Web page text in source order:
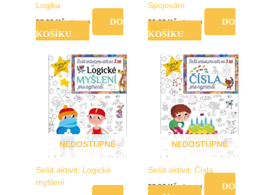
Logika
99,00Kč vč. DPH
DO
KOŠÍKU
Spojování
99,00Kč vč. DPH
DO
KOŠÍKU
NEDOSTUPNÉ
Sešit aktivit: Logické
myšlení
NEDOSTUPNÉ
Sešit aktivit: Čísla
99,00Kč vč. DPH
DO